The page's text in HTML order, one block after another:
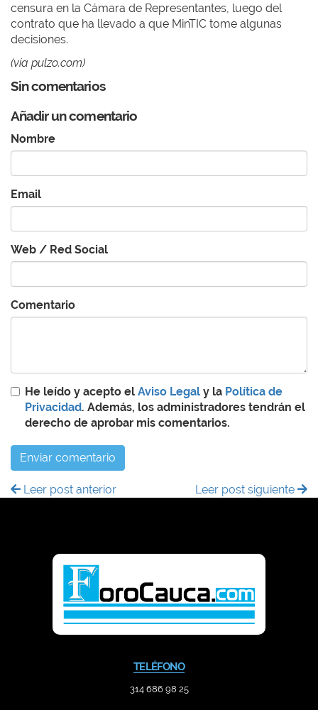
censura en la Cámara de Representantes, luego del
contrato que ha llevado a que MinTIC tome algunas
decisiones.
(vía pulzo.com)
Sin comentarios
Añadir un comentario
Nombre
Email
Web / Red Social
Comentario
He leído y acepto el Aviso Legal y la Política de
Privacidad. Además, los administradores tendrán el
derecho de aprobar mis comentarios.
Enviar comentario
Leer post anterior Leer post siguiente
TELÉFONO
314 686 98 25